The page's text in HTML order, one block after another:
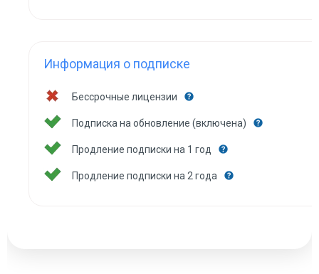
Информация о подписке
Бессрочные лицензии
Подписка на обновление (включена)
Продление подписки на 1 год
Продление подписки на 2 года